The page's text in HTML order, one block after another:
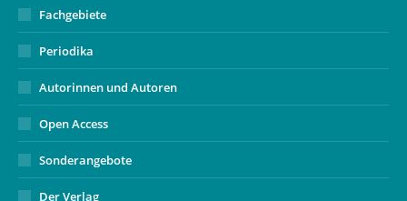
Fachgebiete
Periodika
Autorinnen und Autoren
Open Access
Sonderangebote
Der Verlag